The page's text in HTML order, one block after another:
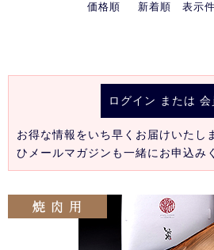
価格順 新着順 表示
ログイン または 会
お得な情報をいち早くお届けいたし
ひメールマガジンも一緒にお申込み